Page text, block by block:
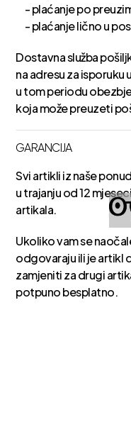
- plaćanje po
- plaćanje lično u
Dostavna služba
na adresu za isporuku
u tom periodu
koja može preuzeti
GARANCIJA
Svi artikli iz naše
u trajanju od 12
artikala.
Ukoliko vam se
odgovaraju ili je artikl
zamjeniti za drugi
potpuno besplatno.